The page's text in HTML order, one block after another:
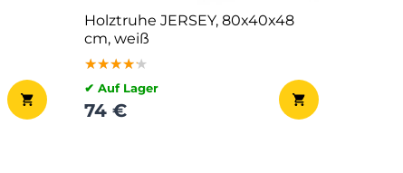
Holztruhe JERSEY, 80x40x48
cm, weiß
★★★★★
★★★★★
★★★★★
✔ Auf Lager
74 €